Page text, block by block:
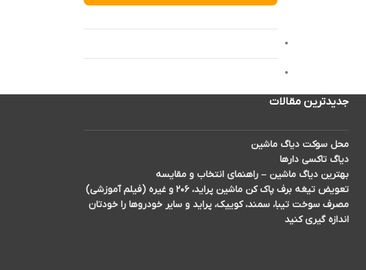
جدیدترین مقالات
محل سوکت دیاگ ماشین
دیاگ تاکسی دارها
بهترین دیاگ ماشین – راهنمای انتخاب و مقایسه
تعویض تیغه برف پاک کن ماشین پراید، ۲۰۶ و غیره (فیلم آموزشی)
مصرف سوخت تیبا، سمند، کوییک، پراید و سایر خودروها را خودتان
اندازه گیری کنید